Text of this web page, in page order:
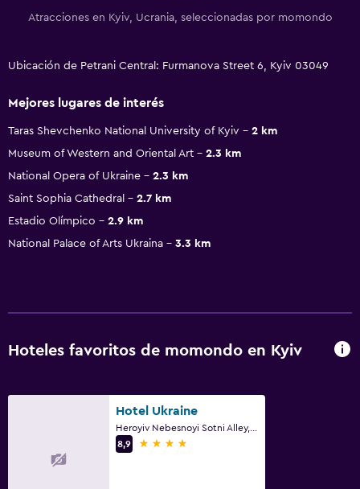
Atracciones en Kyiv, Ucrania, seleccionadas por momondo
Ubicación de Petrani Central: Furmanova Street 6, Kyiv 03049
Mejores lugares de interés
Taras Shevchenko National University of Kyiv
2 km
Museum of Western and Oriental Art
2.3 km
National Opera of Ukraine
2.3 km
Saint Sophia Cathedral
2.7 km
Estadio Olímpico
2.9 km
National Palace of Arts Ukraina
3.3 km
Hoteles favoritos de momondo en Kyiv
Hotel Ukraine
8,9
4 estrellas